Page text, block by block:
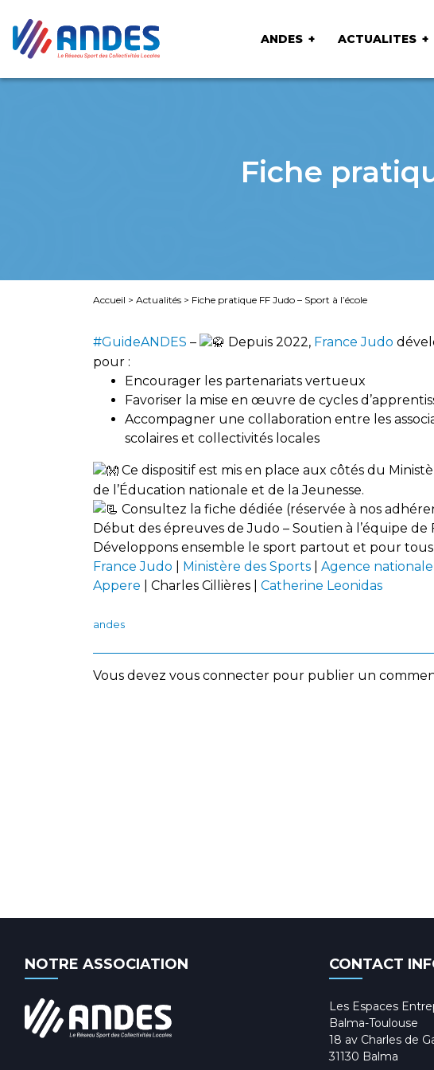
ANDES ACTUALITES
Fiche
Accueil > Actualités > Fiche pratique FF Judo – Sport à l’école
#GuideANDES – Depuis 2022, France Judo
pour :
Encourager les partenariats vertueux
Favoriser la mise en œuvre de cycles
Accompagner une collaboration entre les
scolaires et collectivités locales
Ce dispositif est mis en place aux côtés du
de l’Éducation nationale et de la Jeunesse.
Consultez la fiche dédiée (réservée à nos
Début des épreuves de Judo – Soutien à l’équipe de
Développons ensemble le sport partout et pour tous
France Judo
Ministère des Sports Agence
Appere | Charles Cillières | Catherine Leonidas
andes
Vous devez vous connecter pour publier un
NOTRE ASSOCIATION CONTACT
Les Espaces
Balma-Toulouse
18 av Charles de
31130 Balma